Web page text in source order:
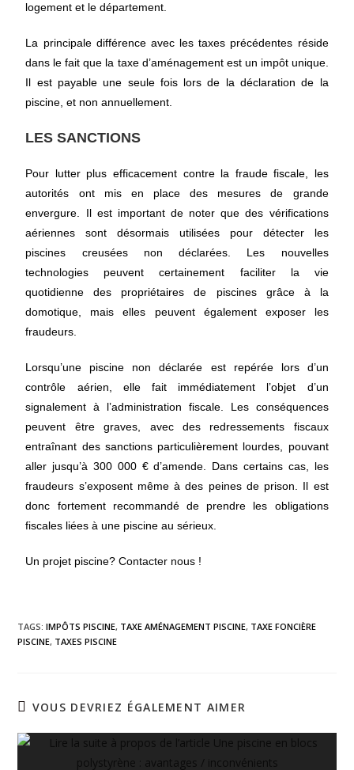
logement et le département.
La principale différence avec les taxes précédentes réside
dans le fait que la taxe d’aménagement est un impôt unique.
Il est payable une seule fois lors de la déclaration de la
piscine, et non annuellement.
LES SANCTIONS
Pour lutter plus efficacement contre la fraude fiscale, les
autorités ont mis en place des mesures de grande
envergure. Il est important de noter que des vérifications
aériennes sont désormais utilisées pour détecter les
piscines creusées non déclarées. Les nouvelles
technologies peuvent certainement faciliter la vie
quotidienne des propriétaires de piscines grâce à la
domotique, mais elles peuvent également exposer les
fraudeurs.
Lorsqu’une piscine non déclarée est repérée lors d’un
contrôle aérien, elle fait immédiatement l’objet d’un
signalement à l’administration fiscale. Les conséquences
peuvent être graves, avec des redressements fiscaux
entraînant des sanctions particulièrement lourdes, pouvant
aller jusqu’à 300 000 € d’amende. Dans certains cas, les
fraudeurs s’exposent même à des peines de prison. Il est
donc fortement recommandé de prendre les obligations
fiscales liées à une piscine au sérieux.
Un projet piscine?Contacter nous !
TAGS:IMPÔTS PISCINE, TAXE AMÉNAGEMENT PISCINE, TAXE FONCIÈRE
PISCINE, TAXES PISCINE
VOUS DEVRIEZ ÉGALEMENT AIMER